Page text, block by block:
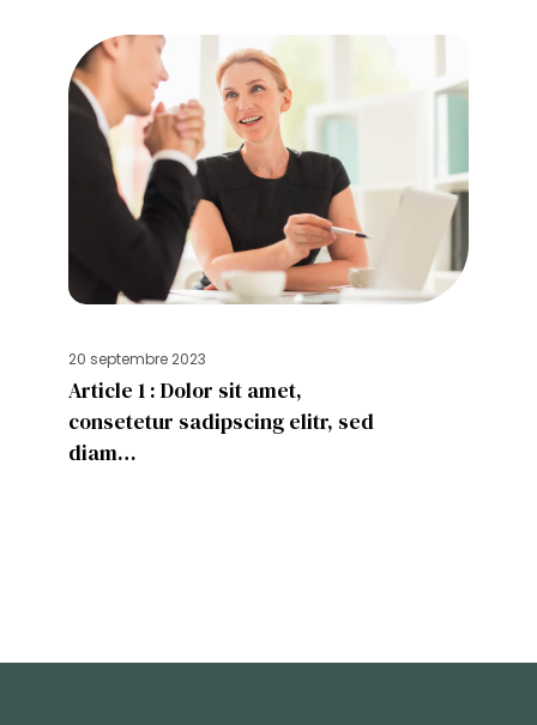
20 septembre 2023
Article 1 : Dolor sit amet,
consetetur sadipscing elitr, sed
diam…